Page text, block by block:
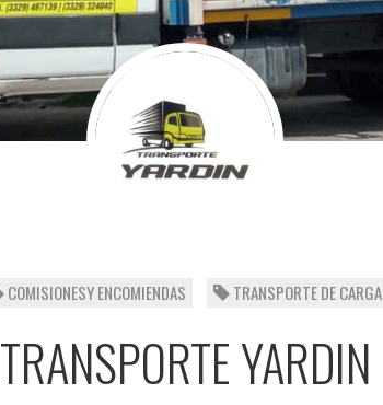
COMISIONESY ENCOMIENDAS TRANSPORTE DE CARGA
TRANSPORTE YARDIN